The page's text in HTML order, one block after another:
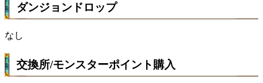
ダンジョンドロップ
なし
交換所/モンスターポイント購入